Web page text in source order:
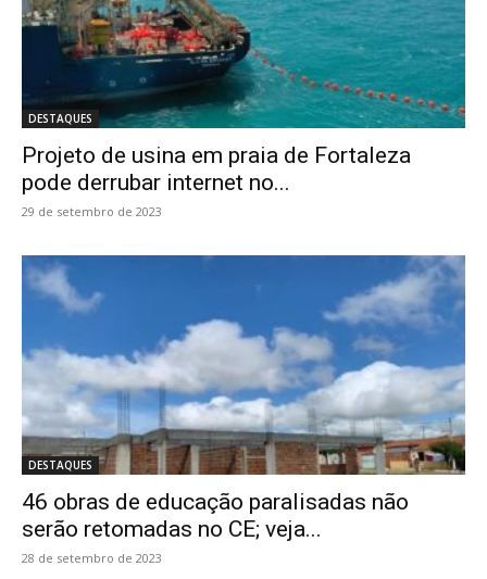
DESTAQUES
Projeto de usina em praia de Fortaleza
pode derrubar internet no...
29 de setembro de 2023
DESTAQUES
46 obras de educação paralisadas não
serão retomadas no CE; veja...
28 de setembro de 2023